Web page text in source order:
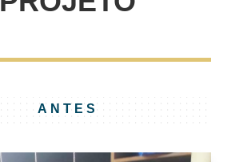
ANTES